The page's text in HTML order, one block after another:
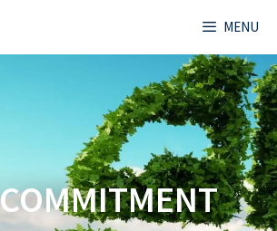
MENU